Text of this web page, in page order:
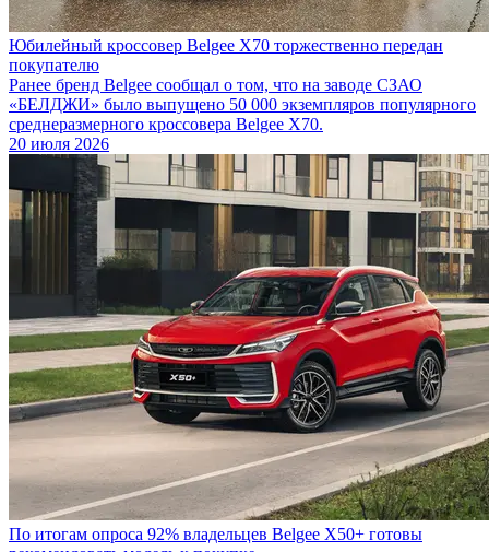
Юбилейный кроссовер Belgee X70 торжественно передан
покупателю
Ранее бренд Belgee сообщал о том, что на заводе СЗАО
«БЕЛДЖИ» было выпущено 50 000 экземпляров популярного
среднеразмерного кроссовера Belgee X70.
20 июля 2026
По итогам опроса 92% владельцев Belgee X50+ готовы